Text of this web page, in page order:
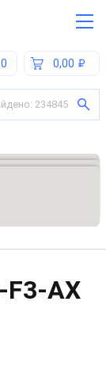
0,00
0
234845
F3-AX